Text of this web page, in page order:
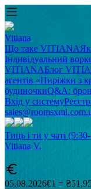
Vitiana
Що таке VITIANA
Індивідуальний
VITIANAБлог
агентів «Пиріжки з
будиночкиQ&A:
Вхід у систему
Тиць і ти у чаті
Vitiana V.
05.08.2026€1 =